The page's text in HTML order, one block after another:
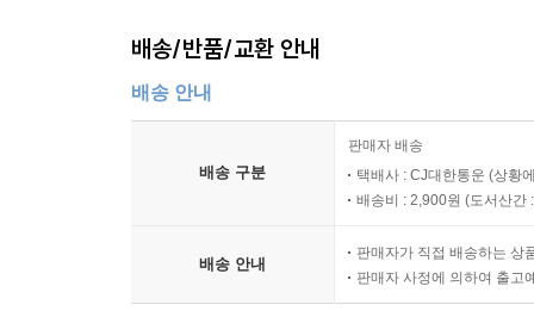
배송/반품/교환 안내
배송 안내
배송 구분
판매자 배송
택배사 : CJ대한통운 (상황
배송비 : 2,900원 (도서산간
배송 안내
판매자가 직접 배송하는 상
판매자 사정에 의하여 출고